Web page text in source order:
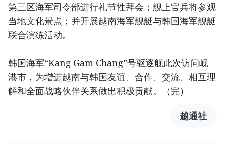
第三区海军司令部进行礼节性拜会；舰上官兵将参观
当地文化景点；并开展越南海军舰艇与韩国海军舰艇
联合演练活动。
韩国海军“Kang Gam Chang”号驱逐舰此次访问岘
港市，为增进越南与韩国友谊、合作、交流、相互理
解和全面战略伙伴关系做出积极贡献。（完）
越通社